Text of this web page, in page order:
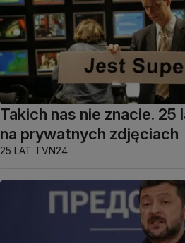
Takich nas nie znacie. 25
na prywatnych zdjęciach
25 LAT TVN24